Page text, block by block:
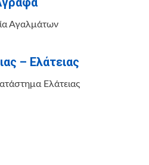
Αγαλμάτων
– Ελάτειας
Ελάτειας